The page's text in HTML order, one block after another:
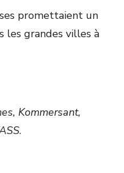
promettaient un
les grandes villes à
Kommersant,
.